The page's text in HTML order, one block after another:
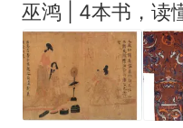
巫鸿 | 4本书，读